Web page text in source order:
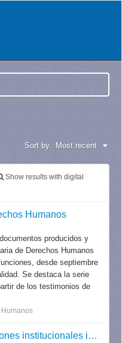
Sort by: Most recent
Show results with digital
Humanos
producidos y
de Derechos Humanos
desde septiembre
Se destaca la serie
de los testimonios de
Archivos y colecciones institucionales internacionales